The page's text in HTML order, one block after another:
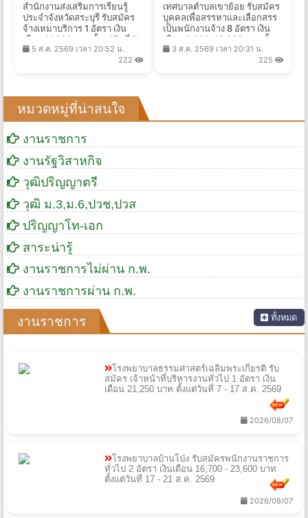
สำนักงานส่งเสริมการเรียนรู้
ประจำจังหวัดสระบุรี รับสมัคร
จ้างเหมาบริการ 1 อัตรา เงิน
เดือน 11,680 บาท ตั้งแต่วันที่ 7-
19 ส.ค. 2569
5 ส.ค. 2569 เวลา 20:52 น.
222
เทศบาลตำบลเขาย้อย รับสมัคร
บุคคลเพื่อสรรหาและเลือกสรร
เป็นพนักงานจ้าง 8 อัตรา เงิน
เดือน 9,000-13,920 บาท ตั้ง
เเต่บัดนี้-13 ส.ค. 2569
3 ส.ค. 2569 เวลา 20:31 น.
225
หมวดหมู่ที่น่าสนใจ
งานราชการ
งานรัฐวิสาหกิจ
วุฒิปริญญาตรี
วุฒิ ม.3,ม.6,ปวช,ปวส
ปริญญาโท-เอก
สาระน่ารู้
งานราชการไม่ผ่าน ก.พ.
งานราชการผ่าน ก.พ.
งานราชการ ทั้งหมด
โรงพยาบาลธรรมศาสตร์เฉลิมพระเกียรติ รับ
สมัคร เจ้าหน้าที่บริหารงานทั่วไป 1 อัตรา เงิน
เดือน 21,250 บาท ตั้งแต่วันที่ 7 - 17 ส.ค. 2569
2026/08/07
โรงพยาบาลบ้านโป่ง รับสมัครพนักงานราชการ
ทั่วไป 2 อัตรา เงินเดือน 16,700 - 23,600 บาท
ตั้งแต่วันที่ 17 - 21 ส.ค. 2569
2026/08/07